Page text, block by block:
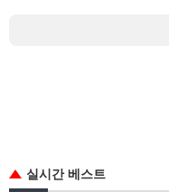
실시간 베스트